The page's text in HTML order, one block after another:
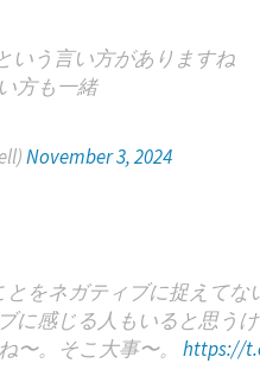
いう言い方がありますね
方も一緒
November 3, 2024
をネガティブに捉えてな
に感じる人もいると思う
〜。そこ大事〜。https://